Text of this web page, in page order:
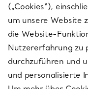
SERVICES
ÜBER TIFFANY & CO.
(„Cookies“),
um unsere Website
die Website-
Nutzererfahrung zu
durchzuführen und
und personalisierte